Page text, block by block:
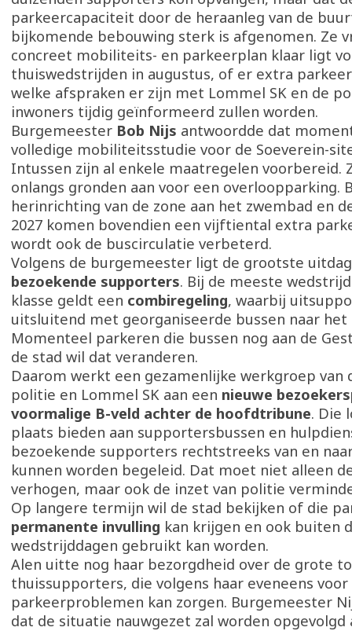
parkeercapaciteit door de heraanleg van de
bijkomende bebouwing sterk is afgenomen. Ze
concreet mobiliteits- en parkeerplan klaar ligt
thuiswedstrijden in augustus, of er extra
welke afspraken er zijn met Lommel SK en de
inwoners tijdig geïnformeerd zullen worden.
Burgemeester Bob Nijs antwoordde dat
volledige mobiliteitsstudie voor de Soeverein-
Intussen zijn al enkele maatregelen voorbereid.
onlangs gronden aan voor een overloopparking.
herinrichting van de zone aan het zwembad en
2027 komen bovendien een vijftiental extra
wordt ook de buscirculatie verbeterd.
Volgens de burgemeester ligt de grootste
bezoekende supporters. Bij de meeste
klasse geldt een combiregeling, waarbij
uitsluitend met georganiseerde bussen naar het
Momenteel parkeren die bussen nog aan de
de stad wil dat veranderen.
Daarom werkt een gezamenlijke werkgroep van
politie en Lommel SK aan een nieuwe
voormalige B-veld achter de hoofdtribune. Die
plaats bieden aan supportersbussen en
bezoekende supporters rechtstreeks van en
kunnen worden begeleid. Dat moet niet alleen
verhogen, maar ook de inzet van politie
Op langere termijn wil de stad bekijken of die
permanente invulling kan krijgen en ook buiten
wedstrijddagen gebruikt kan worden.
Alen uitte nog haar bezorgdheid over de grote
thuissupporters, die volgens haar eveneens voor
parkeerproblemen kan zorgen. Burgemeester
dat de situatie nauwgezet zal worden opgevolgd